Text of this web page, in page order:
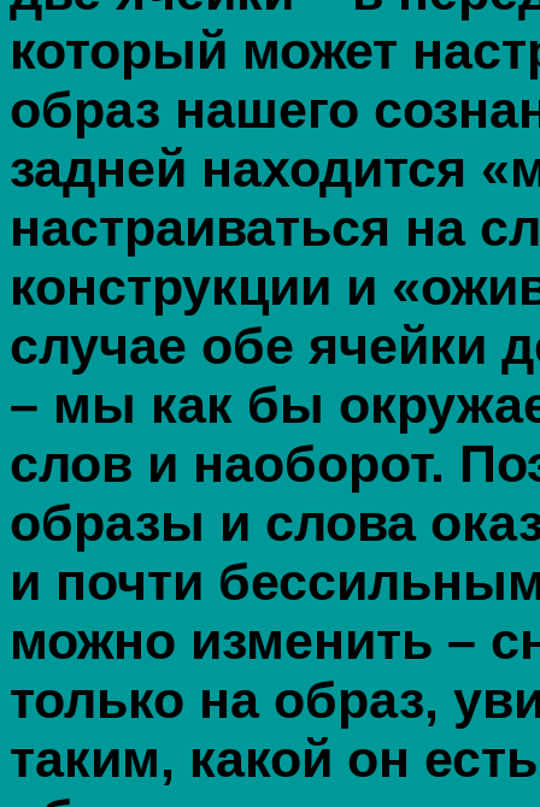
который может
образ нашего
задней находится
настраиваться на
конструкции и
случае обе ячейки
– мы как бы
слов и наоборот.
образы и слова
и почти
можно изменить –
только на образ,
таким, какой он